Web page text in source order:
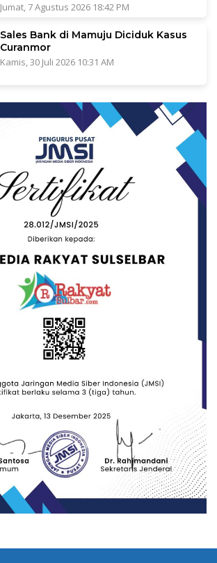
Jumat, 7 Agustus 2026 18:42 PM
Sales Bank di Mamuju Diciduk Kasus
Curanmor
Kamis, 30 Juli 2026 10:31 AM